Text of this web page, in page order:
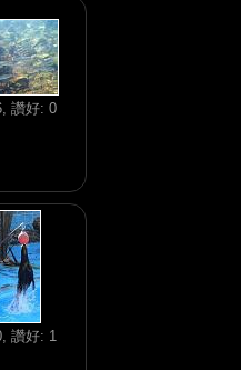
讚好: 0
讚好: 1